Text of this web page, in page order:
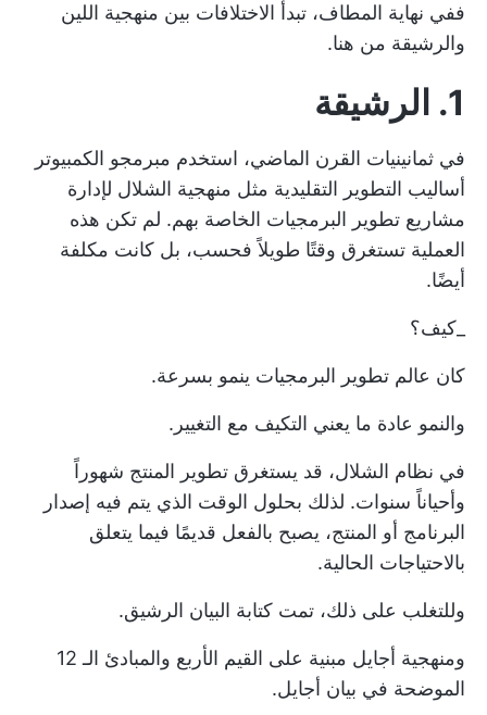
ففي نهاية المطاف، تبدأ الاختلافات بين منهجية اللين
والرشيقة من هنا.
1. الرشيقة
في ثمانينيات القرن الماضي، استخدم مبرمجو الكمبيوتر
أساليب التطوير التقليدية مثل منهجية الشلال لإدارة
مشاريع تطوير البرمجيات الخاصة بهم. لم تكن هذه
العملية تستغرق وقتًا طويلاً فحسب، بل كانت مكلفة
أيضًا.
_كيف؟
كان عالم تطوير البرمجيات ينمو بسرعة.
والنمو عادة ما يعني التكيف مع التغيير.
في نظام الشلال، قد يستغرق تطوير المنتج شهوراً
وأحياناً سنوات. لذلك بحلول الوقت الذي يتم فيه إصدار
البرنامج أو المنتج، يصبح بالفعل قديمًا فيما يتعلق
بالاحتياجات الحالية.
وللتغلب على ذلك، تمت كتابة البيان الرشيق.
ومنهجية أجايل مبنية على القيم الأربع والمبادئ الـ 12
الموضحة في بيان أجايل.